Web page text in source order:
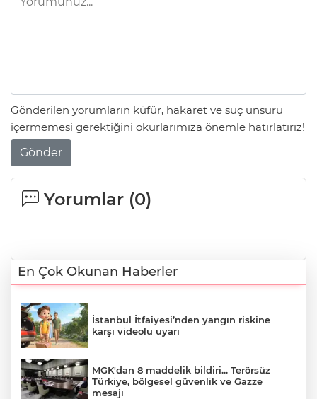
Gönderilen yorumların küfür, hakaret ve suç unsuru
içermemesi gerektiğini okurlarımıza önemle hatırlatırız!
Gönder
Yorumlar (0)
En Çok Okunan Haberler
İstanbul İtfaiyesi’nden yangın riskine
karşı videolu uyarı
MGK'dan 8 maddelik bildiri... Terörsüz
Türkiye, bölgesel güvenlik ve Gazze
mesajı